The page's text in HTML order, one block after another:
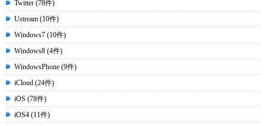
Twitter (78件)
Ustream (10件)
Windows7 (10件)
Windows8 (4件)
WindowsPhone (9件)
iCloud (24件)
iOS (78件)
iOS4 (11件)